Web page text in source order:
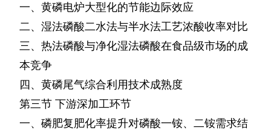
一、黄磷电炉大型化的节能边际效应
二、湿法磷酸二水法与半水法工艺浓酸收率对比
三、热法磷酸与净化湿法磷酸在食品级市场的成
本竞争
四、黄磷尾气综合利用技术成熟度
第三节 下游深加工环节
一、磷肥复肥化率提升对磷酸一铵、二铵需求结